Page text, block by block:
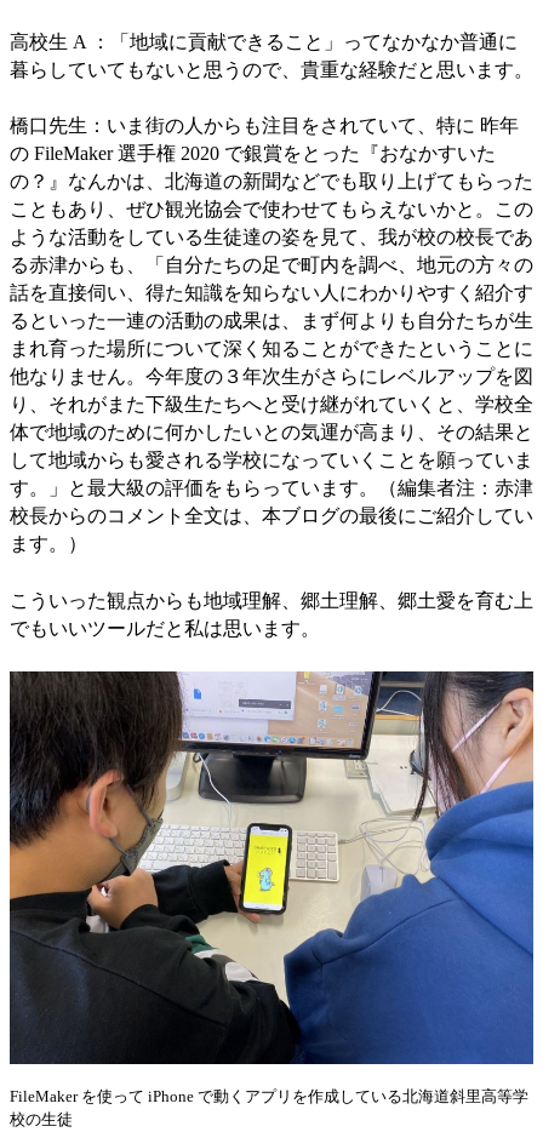
高校生 A ：「地域に貢献できること」ってなかなか普通に
暮らしていてもないと思うので、貴重な経験だと思います。
橋口先生：いま街の人からも注目をされていて、特に 昨年
の FileMaker 選手権 2020 で銀賞をとった『おなかすいた
の？』なんかは、北海道の新聞などでも取り上げてもらった
こともあり、ぜひ観光協会で使わせてもらえないかと。この
ような活動をしている生徒達の姿を見て、我が校の校長であ
る赤津からも、「自分たちの足で町内を調べ、地元の方々の
話を直接伺い、得た知識を知らない人にわかりやすく紹介す
るといった一連の活動の成果は、まず何よりも自分たちが生
まれ育った場所について深く知ることができたということに
他なりません。今年度の３年次生がさらにレベルアップを図
り、それがまた下級生たちへと受け継がれていくと、学校全
体で地域のために何かしたいとの気運が高まり、その結果と
して地域からも愛される学校になっていくことを願っていま
す。」と最大級の評価をもらっています。（編集者注：赤津
校長からのコメント全文は、本ブログの最後にご紹介してい
ます。）
こういった観点からも地域理解、郷土理解、郷土愛を育む上
でもいいツールだと私は思います。
FileMaker を使って iPhone で動くアプリを作成している北海道斜里高等学
校の生徒